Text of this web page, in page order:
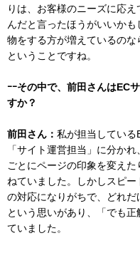
りは、お客様のニーズに応
んだと言ったほうがいいか
物をする方が増えているの
ということですね。
ｰｰその中で、前田さんはEC
すか？
前田さん： 私が担当している
「サイト運営担当」に分か
ごとにページの印象を変え
ねていました。しかしスピ
の対応になりがちで、どれだ
という思いがあり、「でも
ていました。